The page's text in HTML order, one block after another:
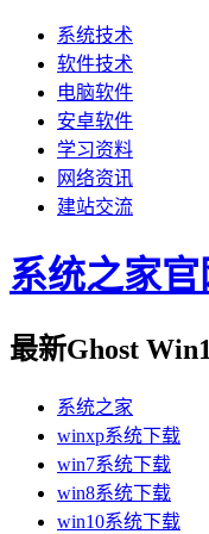
系统技术
软件技术
电脑软件
安卓软件
学习资料
网络资讯
建站交流
系统之家官
最新Ghost
系统之家
winxp系统下载
win7系统下载
win8系统下载
win10系统下载